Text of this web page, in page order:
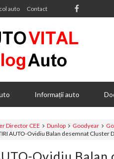
auto Contact
Informații auto
Director CEE Dunlop Goodyear
AUTO-Ovidiu Balan desemnat Cluster
Ovidiu